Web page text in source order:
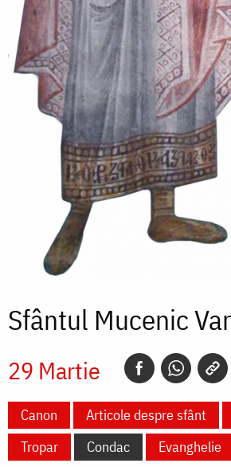
Sfântul Mucenic
29 Martie
Canon Articole despre sfânt
Tropar
Condac Evanghelie